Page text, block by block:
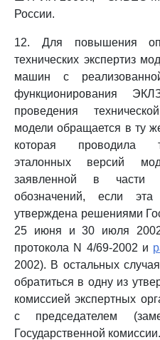
России.
12. Для повышения
технических экспертиз
машин с
функционирования
проведения
модели обращается в ту
которая проводила
эталонных версий
заявленной в части
обозначений, если эта
утверждена решениями
25 июня и 30 июля
протокола N 4/69-2002 и
2002). В остальных
обратиться в одну из
комиссией экспертных
с председателем
Государственной комиссии.